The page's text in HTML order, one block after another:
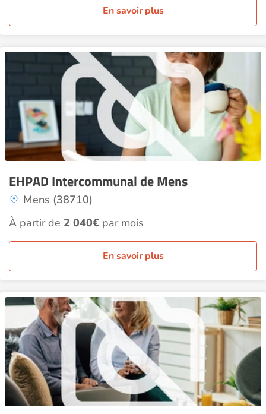
En savoir plus
EHPAD Intercommunal de Mens
Mens (38710)
À partir de 2 040€ par mois
En savoir plus